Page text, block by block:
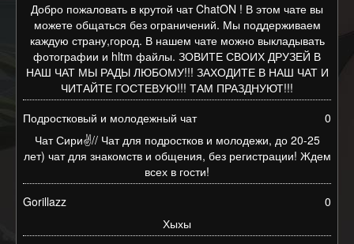
Добро пожаловать в крутой чат ChatON ! В этом чате вы
можете общаться без ограничений. Мы поддерживаем
каждую страну,город. В нашем чате можно выкладывать
фотографии и hltm файлы. ЗОВИТЕ СВОИХ ДРУЗЕЙ В
НАШ ЧАТ МЫ РАДЫ ЛЮБОМУ!!! ЗАХОДИТЕ В НАШ ЧАТ И
ЧИТАЙТЕ ГОСТЕВУЮ!!! ТАМ ПРАЗДНУЮТ!!!
Подростковый и молодежный чат
0
Чат Сири✌// Чат для подростков и молодежи, до 20-25
лет) чат для знакомств и общения, без регистрации! Ждем
всех в гости!
Gorillazz
0
Хыхы